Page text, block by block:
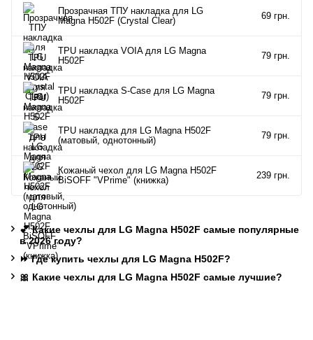
Прозрачная ТПУ накладка для LG
Magna H502F (Crystal Clear)
69 грн.
TPU накладка VOIA для LG Magna
H502F
79 грн.
TPU накладка S-Case для LG Magna
H502F
79 грн.
TPU накладка для LG Magna H502F
(матовый, однотонный)
79 грн.
Кожаный чехол для LG Magna H502F
BiSOFF "VPrime" (книжка)
239 грн.
💕 Какие чехлы для LG Magna H502F самые популярные
в 2026 году?
⏩ Где купить чехлы для LG Magna H502F?
🎀 Какие чехлы для LG Magna H502F самые лучшие?